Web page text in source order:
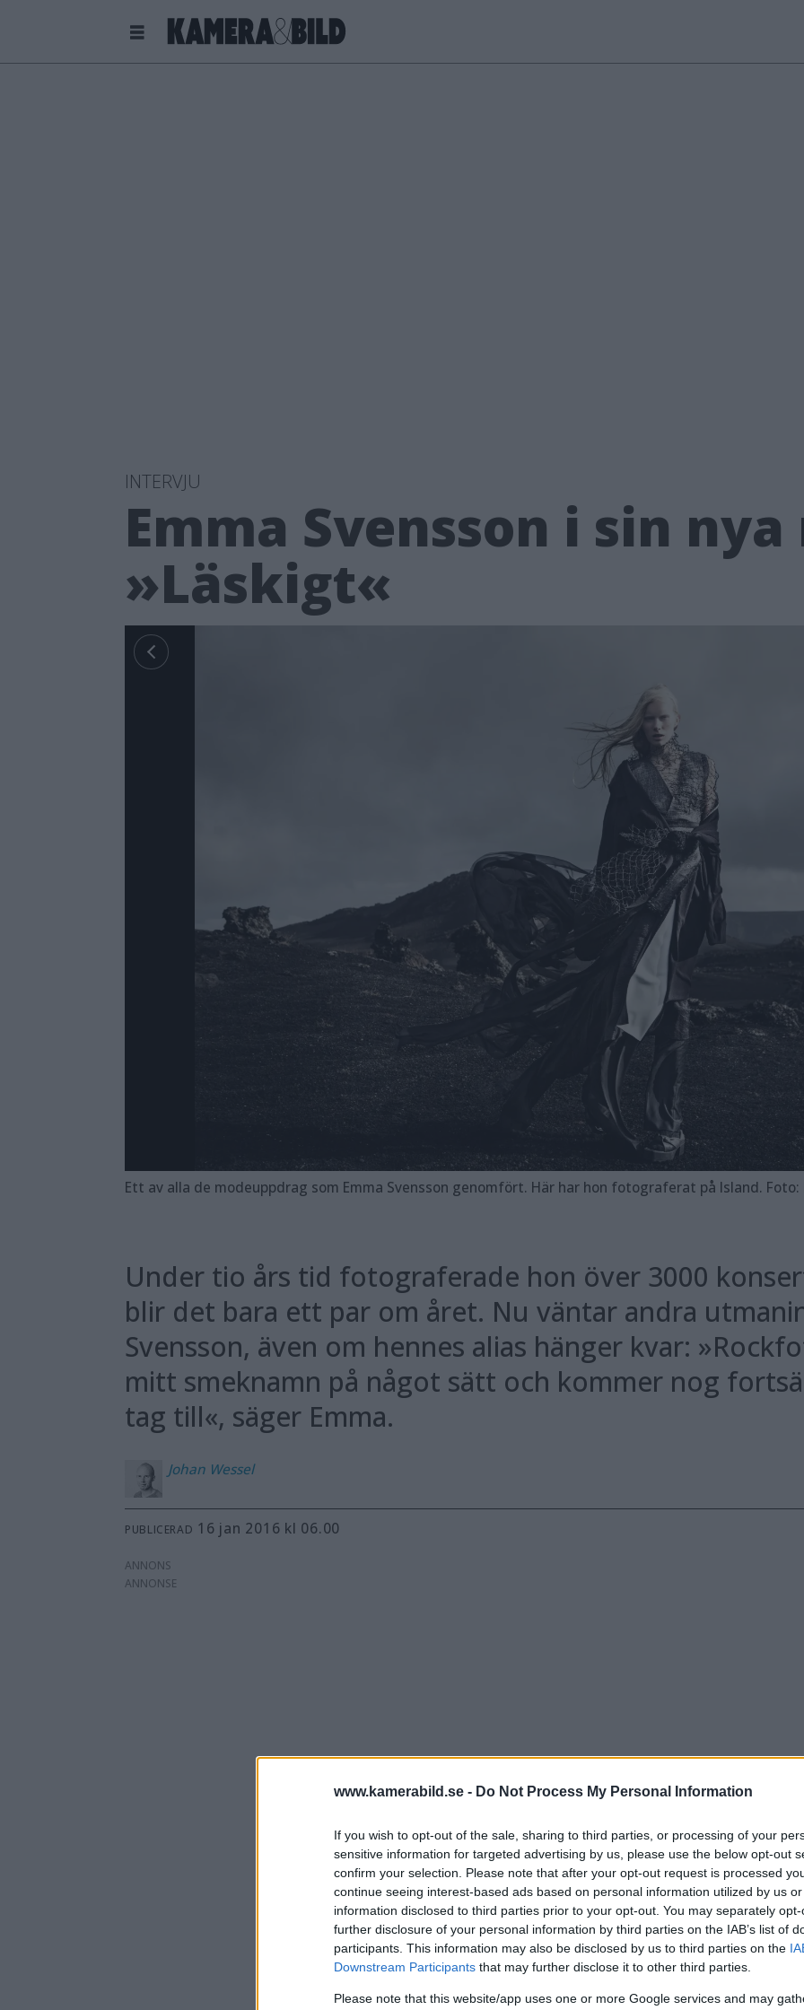
www.kamerabild.se - Do Not Process My Personal Information
If you wish to opt-out of the sale, sharing to third parties, or processing of your
sensitive information for targeted advertising by us, please use the below opt-out
confirm your selection. Please note that after your opt-out request is processed
continue seeing interest-based ads based on personal information utilized by us
information disclosed to third parties prior to your opt-out. You may separately
further disclosure of your personal information by third parties on the IAB’s list of
participants. This information may also be disclosed by us to third parties on the
Downstream Participants that may further disclose it to other third parties.
Please note that this website/app uses one or more Google services and may
INTERVJU
Emma Svensson i sin
»Läskigt«
Ett av alla de mode­uppdrag som Emma Svensson genomfört. Här har hon fotograferat på Island. Foto:
Under tio års tid fotograferade hon över 3000
blir det bara ett par om året. Nu väntar andra
Svensson, även om hennes alias hänger kvar:
mitt smeknamn på något sätt och kommer nog
tag till«, säger Emma.
Johan Wessel
PUBLICERAD 16 jan 2016 kl 06.00
ANNONS